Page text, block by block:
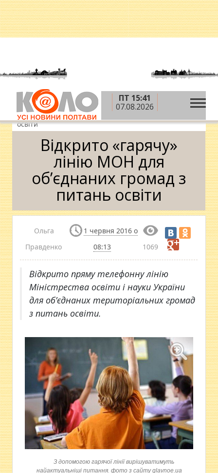
ПТ 15:41
07.08.2026
Головна » Новини » Освіта »Відкрито
«гарячу» лінію МОН для об’єднаних громад з питань
освіти
Відкрито «гарячу»
лінію МОН для
об’єднаних громад з
питань освіти
Ольга
Правденко
1 червня 2016 о
08:13
1069
Відкрито пряму телефонну лінію
Міністрества освіти і науки України
для об’єднаних територіальних громад
з питань освіти.
З допомогою гарячої лінії вирішуватимуть
найактуальніші питання. фото з сайту glavnoe.ua